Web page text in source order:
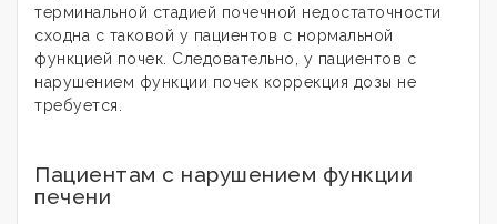
терминальной стадией почечной недостаточности
сходна с таковой у пациентов с нормальной
функцией почек. Следовательно, у пациентов с
нарушением функции почек коррекция дозы не
требуется.
Пациентам с нарушением функции
печени